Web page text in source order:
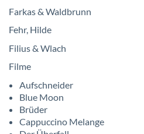
Farkas & Waldbrunn
Fehr, Hilde
Filius & Wlach
Filme
Aufschneider
Blue Moon
Brüder
Cappuccino Melange